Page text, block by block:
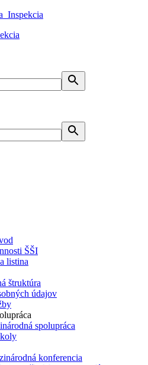
ŠŠI
listina
štruktúra
údajov
spolupráca
konferencia